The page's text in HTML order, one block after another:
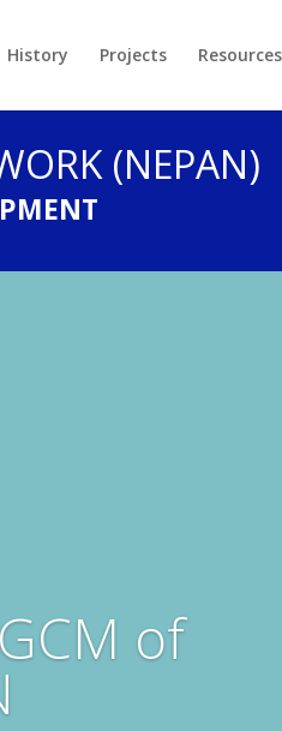
History Projects Resources
(NEPAN)
of